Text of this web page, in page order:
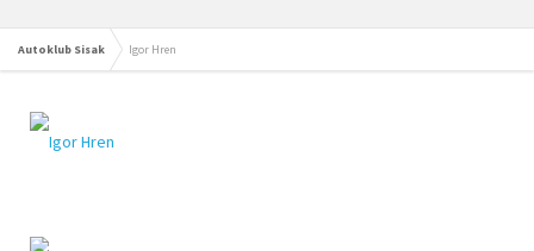
Autoklub Sisak Igor Hren